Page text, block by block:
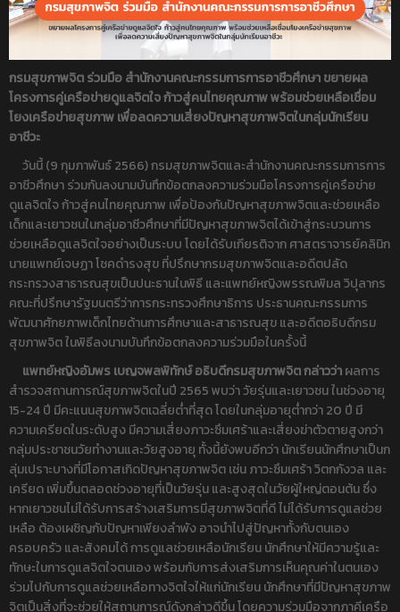
กรมสุขภาพจิต ร่วมมือ สำนักงานคณะกรรมการการอาชีวศึกษา ขยายผล
โครงการคู่เครือข่ายดูแลจิตใจ ก้าวสู่คนไทยคุณภาพ พร้อมช่วยเหลือเชื่อม
โยงเครือข่ายสุขภาพ เพื่อลดความเสี่ยงปัญหาสุขภาพจิตในกลุ่มนักเรียน
อาชีวะ
วันนี้ (9 กุมภาพันธ์ 2566) กรมสุขภาพจิตและสำนักงานคณะกรรมการการ
อาชีวศึกษา ร่วมกันลงนามบันทึกข้อตกลงความร่วมมือโครงการคู่เครือข่าย
ดูแลจิตใจ ก้าวสู่คนไทยคุณภาพ เพื่อป้องกันปัญหาสุขภาพจิตและช่วยเหลือ
เด็กและเยาวชนในกลุ่มอาชีวศึกษาที่มีปัญหาสุขภาพจิตได้เข้าสู่กระบวนการ
ช่วยเหลือดูแลจิตใจอย่างเป็นระบบ โดยได้รับเกียรติจาก ศาสตราจารย์คลินิก
นายแพทย์เจษฏา โชคดำรงสุข ที่ปรึกษากรมสุขภาพจิตและอดีตปลัด
กระทรวงสาธารณสุขเป็นปนะธานในพิธี และแพทย์หญิงพรรณพิมล วิปุลากร
คณะที่ปรึกษารัฐมนตรีว่าการกระทรวงศึกษาธิการ ประธานคณะกรรมการ
พัฒนาศักยภาพเด็กไทยด้านการศึกษาและสาธารณสุข และอดีตอธิบดีกรม
สุขภาพจิต ในพิธีลงนามบันทึกข้อตกลงความร่วมมือในครั้งนี้
แพทย์หญิงอัมพร เบญจพลพิทักษ์ อธิบดีกรมสุขภาพจิต กล่าวว่าผลการ
สำรวจสถานการณ์สุขภาพจิตในปี 2565 พบว่า วัยรุ่นและเยาวชน ในช่วงอายุ
15-24 ปี มีคะแนนสุขภาพจิตเฉลี่ยต่ำที่สุด โดยในกลุ่มอายุต่ำกว่า 20 ปี มี
ความเครียดในระดับสูง มีความเสี่ยงภาวะซึมเศร้าและเสี่ยงฆ่าตัวตายสูงกว่า
กลุ่มประชาชนวัยทำงานและวัยสูงอายุ ทั้งนี้ยังพบอีกว่า นักเรียนนักศึกษาเป็นก
ลุ่มเปราะบางที่มีโอกาสเกิดปัญหาสุขภาพจิต เช่น ภาวะซึมเศร้า วิตกกังวล และ
เครียด เพิ่มขึ้นตลอดช่วงอายุที่เป็นวัยรุ่น และสูงสุดในวัยผู้ใหญ่ตอนต้น ซึ่ง
หากเยาวชนไม่ได้รับการสร้างเสริมการมีสุขภาพจิตที่ดี ไม่ได้รับการดูแลช่วย
เหลือ ต้องเผชิญกับปัญหาเพียงลำพัง อาจนำไปสู่ปัญหาทั้งกับตนเอง
ครอบครัว และสังคมได้ การดูแลช่วยเหลือนักเรียน นักศึกษาให้มีความรู้และ
ทักษะในการดูแลจิตใจตนเอง พร้อมกับการส่งเสริมการเห็นคุณค่าในตนเอง
ร่วมไปกับการดูแลช่วยเหลือทางจิตใจให้แก่นักเรียน นักศึกษาที่มีปัญหาสุขภาพ
จิตเป็นสิ่งที่จะช่วยให้สถานการณ์ดังกล่าวดีขึ้น โดยความร่วมมือจากภาคีเครือ